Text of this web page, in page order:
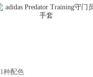
1种配色